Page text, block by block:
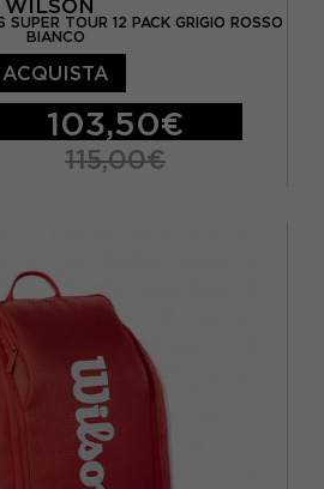
WILSON
TOUR 12 PACK GRIGIO ROSSO
BIANCO
ACQUISTA
103,50€
115,00€